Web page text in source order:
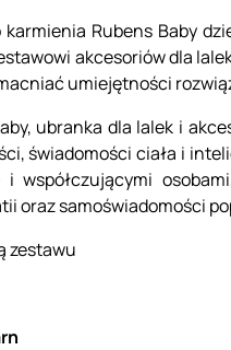
karmienia Rubens Baby
akcesoriów dla
umiejętności
ubranka dla lalek i
świadomości ciała i
współczującymi
oraz samoświadomości
zestawu